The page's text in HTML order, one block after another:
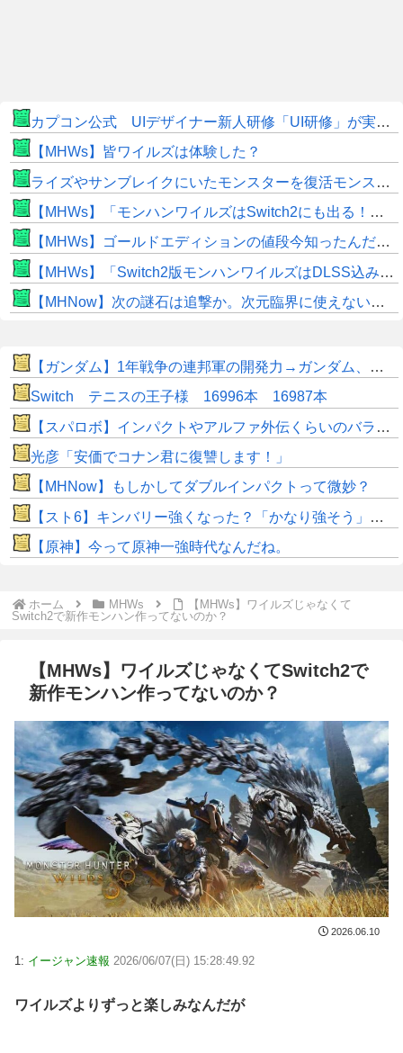
カプコン公式 UIデザイナー新人研修「UI研修」が実装まで進みました！
【MHWs】皆ワイルズは体験した？
ライズやサンブレイクにいたモンスターを復活モンスターと呼ぶのはやめよう
【MHWs】「モンハンワイルズはSwitch2にも出る！」👈こいつにかけたい言葉ｗｗｗｗｗｗｗｗｗ
【MHWs】ゴールドエディションの値段今知ったんだけどやっっっっっっすwwwww
【MHWs】「Switch2版モンハンワイルズはDLSS込みで最大1440p動作」
【MHNow】次の謎石は追撃か。次元臨界に使えない時点で闘気活性以下のスキルだわ
【ガンダム】1年戦争の連邦軍の開発力→ガンダム、ガンキャノン、ガンタンク、ジム、ボール
Switch テニスの王子様 16996本 16987本
【スパロボ】インパクトやアルファ外伝くらいのバランス求む！！ → インパクトも最終的にはコアブースターで雑魚は一撃で倒せてたけどね
光彦「安価でコナン君に復讐します！」
【MHNow】もしかしてダブルインパクトって微妙？
【スト6】キンバリー強くなった？「かなり強そう」「勝てなくなった」
【原神】今って原神一強時代なんだね。
ホーム MHWs
【MHWs】ワイルズじゃなくて
Switch2で新作モンハン作ってないのか？
【MHWs】ワイルズじゃなくてSwitch2で
新作モンハン作ってないのか？
2026.06.10
1: イージャン速報 2026/06/07(日) 15:28:49.92
ワイルズよりずっと楽しみなんだが